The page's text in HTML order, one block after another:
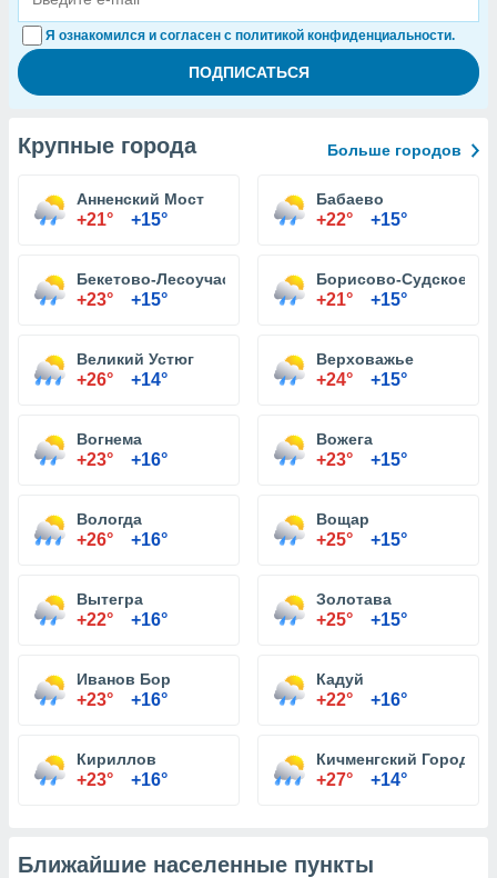
Я ознакомился и согласен с политикой конфиденциальности.
Крупные города Больше городов
Анненский Мост
+21° +15°
Бабаево
+22° +15°
Бекетово-Лесоучасток
+23° +15°
Борисово-Судское
+21° +15°
Великий Устюг
+26° +14°
Верховажье
+24° +15°
Вогнема
+23° +16°
Вожега
+23° +15°
Вологда
+26° +16°
Вощар
+25° +15°
Вытегра
+22° +16°
Золотава
+25° +15°
Иванов Бор
+23° +16°
Кадуй
+22° +16°
Кириллов
+23° +16°
Кичменгский Городок
+27° +14°
Ближайшие населенные пункты